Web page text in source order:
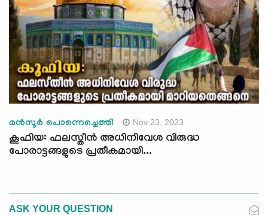
മൻസൂർ പൊന്നെച്ചെത്തി Nov 23, 2023
കൂഫിയ: ഫലസ്തീൻ അധിനിവേശ വിരുദ്ധ
പോരാട്ടങ്ങളുടെ പ്രതീകമായി...
ASK YOUR QUESTION